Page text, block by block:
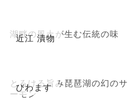
近江 漬物
湖畔の風土が生む伝統の味
びわます
とろける旨み琵琶湖の幻のサ
ーモン